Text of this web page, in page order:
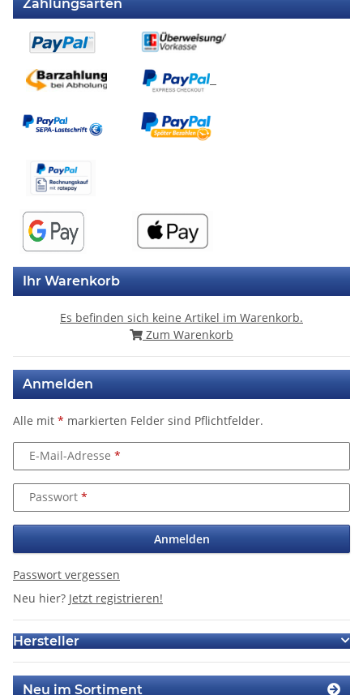
Zahlungsarten
Ihr Warenkorb
Es befinden sich keine Artikel im Warenkorb.
Zum Warenkorb
Anmelden
Alle mit * markierten Felder sind Pflichtfelder.
E-Mail-Adresse
Passwort
Anmelden
Passwort vergessen
Neu hier? Jetzt registrieren!
Hersteller
Neu im Sortiment